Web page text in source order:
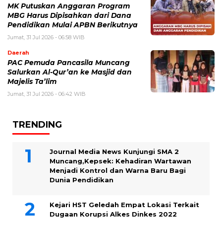
MK Putuskan Anggaran Program
MBG Harus Dipisahkan dari Dana
Pendidikan Mulai APBN Berikutnya
Jumat, 31 Jul 2026 - 06:58 WIB
Daerah
PAC Pemuda Pancasila Muncang
Salurkan Al-Qur’an ke Masjid dan
Majelis Ta’lim
Jumat, 31 Jul 2026 - 06:42 WIB
TRENDING
Journal Media News Kunjungi SMA 2
Muncang,Kepsek: Kehadiran Wartawan
Menjadi Kontrol dan Warna Baru Bagi
Dunia Pendidikan
Kejari HST Geledah Empat Lokasi Terkait
Dugaan Korupsi Alkes Dinkes 2022